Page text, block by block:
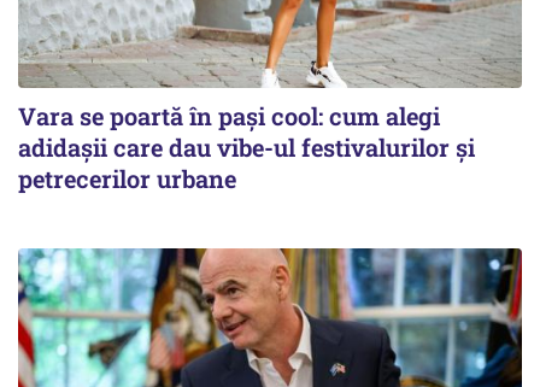
Vara se poartă în pași cool: cum alegi
adidașii care dau vibe-ul festivalurilor și
petrecerilor urbane